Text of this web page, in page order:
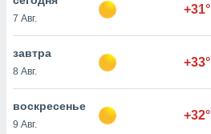
действия
на веб-
основе.
7 Авг.
+31°
завтра
8 Авг.
+33°
воскресенье
9 Авг.
+32°